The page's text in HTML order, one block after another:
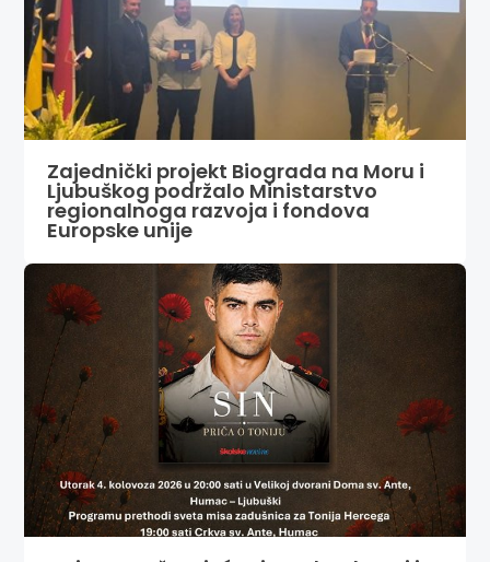
Zajednički projekt Biograda na Moru i
Ljubuškog podržalo Ministarstvo
regionalnoga razvoja i fondova
Europske unije